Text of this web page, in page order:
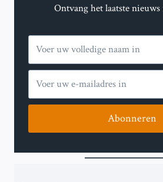
Ontvang het laatste
Abonneren